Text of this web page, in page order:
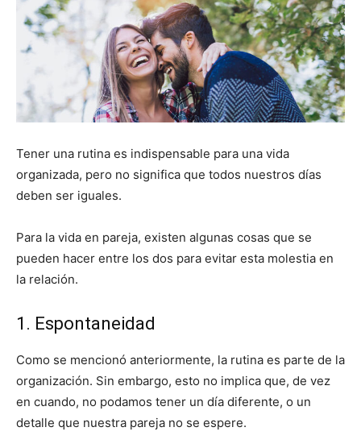
Tener una rutina es indispensable para una vida
organizada, pero no significa que todos nuestros días
deben ser iguales.
Para la vida en pareja, existen algunas cosas que se
pueden hacer entre los dos para evitar esta molestia en
la relación.
1. Espontaneidad
Como se mencionó anteriormente, la rutina es parte de la
organización. Sin embargo, esto no implica que, de vez
en cuando, no podamos tener un día diferente, o un
detalle que nuestra pareja no se espere.